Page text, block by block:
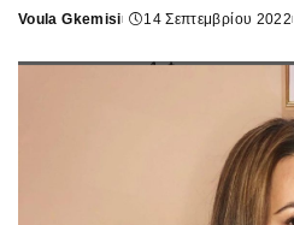
Posted
Voula Gkemisi 14 Σεπτεμβρίου 2022